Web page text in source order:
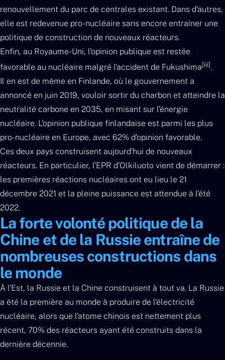
renouvellement du parc de centrales existant. Dans d’autres,
elle est redevenue pro-nucléaire sans encore entraîner une
politique de construction de nouveaux réacteurs.
Enfin, au Royaume-Uni, l’opinion publique est restée
favorable au nucléaire malgré l’accident de Fukushima[iii].
Il en est de même en Finlande, où le gouvernement a
annoncé en juin 2019, vouloir sortir du charbon et atteindre la
neutralité carbone en 2035, en misant sur l’énergie
nucléaire. L’opinion publique finlandaise est parmi les plus
pro-nucléaire en Europe, avec 62% d’opinion favorable.
Ces deux pays construisent aujourd’hui de nouveaux
réacteurs. En particulier, l’EPR d’Olkiluoto vient de démarrer :
les premières réactions nucléaires ont eu lieu le 21
décembre 2021 et la pleine puissance est attendue à l’été
2022.
La forte volonté politique de la
Chine et de la Russie entraîne de
nombreuses constructions dans
le monde
À l’Est, la Russie et la Chine construisent à tout va. La Russie
a été la première au monde à produire de l’électricité
nucléaire, alors que l’atome chinois est nettement plus
récent, 70% des réacteurs ayant été construits dans la
dernière décennie.